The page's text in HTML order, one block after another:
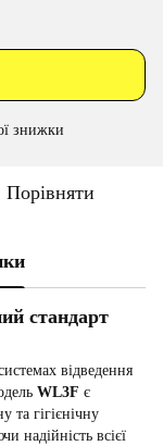
знижки
Порівняти
стандарт
відведення
WL3F є
та гігієнічну
надійність всієї